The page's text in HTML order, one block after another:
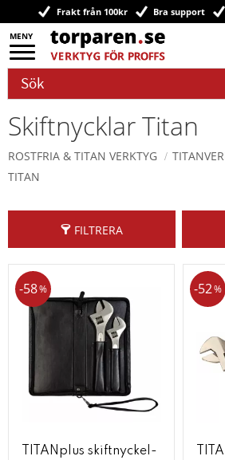
Meny
Frakt från 100kr Bra support
Skiftnycklar Titan
ROSTFRIA & TITAN VERKTYG
TITAN
FILTRERA
TITANplus skiftnyckel-
58% 52%